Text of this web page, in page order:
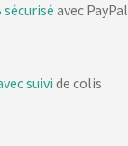
sécurisé avec PayPal
suivi de colis